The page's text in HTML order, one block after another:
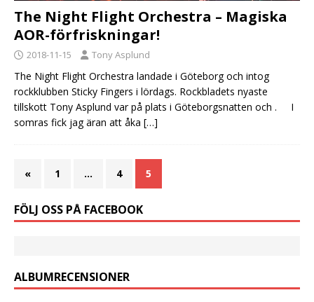
The Night Flight Orchestra – Magiska
AOR-förfriskningar!
2018-11-15 Tony Asplund
The Night Flight Orchestra landade i Göteborg och intog
rockklubben Sticky Fingers i lördags. Rockbladets nyaste
tillskott Tony Asplund var på plats i Göteborgsnatten och . I
somras fick jag äran att åka […]
« 1 … 4 5
FÖLJ OSS PÅ FACEBOOK
ALBUMRECENSIONER